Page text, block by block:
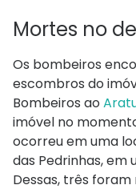
Mortes no
Os bombeiros
escombros do
Bombeiros ao
imóvel no
ocorreu em uma
das Pedrinhas, em
Dessas, três